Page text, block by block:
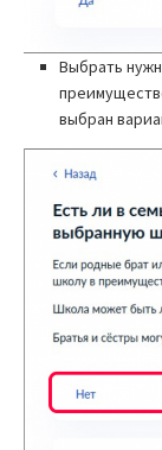
Выбрать
выбран